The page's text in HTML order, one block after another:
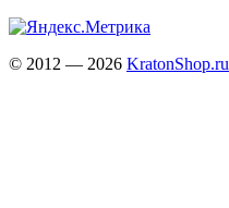
© 2012 — 2026 KratonShop.ru